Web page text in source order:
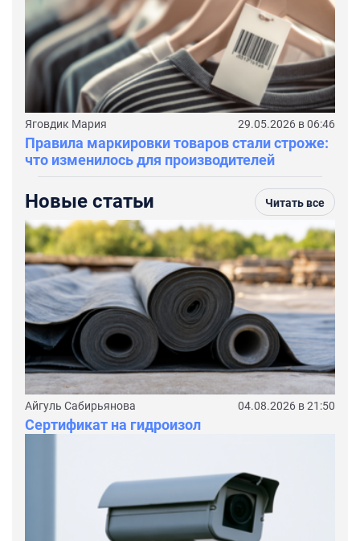
Яговдик Мария 29.05.2026 в 06:46
Правила маркировки товаров стали строже:
что изменилось для производителей
Новые статьи Читать все
Айгуль Сабирьянова 04.08.2026 в 21:50
Сертификат на гидроизол